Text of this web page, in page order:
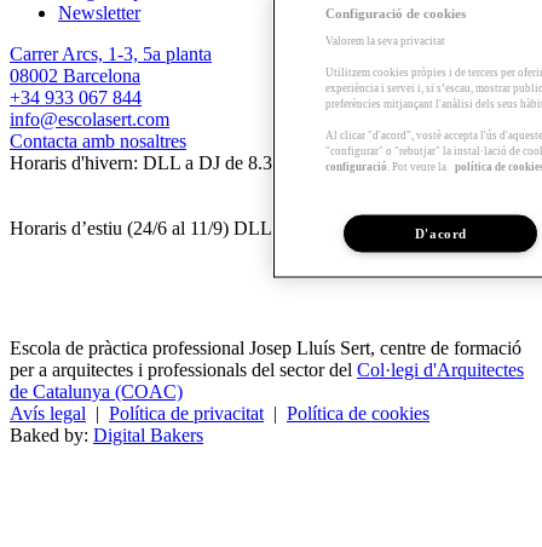
Newsletter
Carrer Arcs, 1-3, 5a planta
08002 Barcelona
+34 933 067 844
info@escolasert.com
Contacta amb nosaltres
Horaris d'hivern: DLL a DJ de 8.30 a 16.30 h / DV de 8.30 a 14 h.
Horaris d’estiu (24/6 al 11/9) DLL a DV de 8.30 a 14 h.
Escola de pràctica professional Josep Lluís Sert, centre de formació
per a arquitectes i professionals del sector del Col·legi d'Arquitectes
de Catalunya (COAC)
Avís legal | Política de privacitat | Política de cookies
Baked by: Digital Bakers
Configuració de cookies
Valorem la seva privacitat
Utilitzem cookies pròpies i de tercers per
experiència i servei i, si s’escau, mostrar
preferències mitjançant l'anàlisi dels seus
Al clicar "d'acord", vostè accepta l'ús
"configurar" o "rebutjar" la instal·lació de
configuració . Pot veure la política de
D'acord